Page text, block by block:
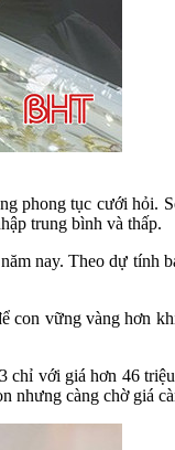
phong tục cưới hỏi.
trung bình và thấp.
nay. Theo dự tính
con vững vàng hơn
với giá hơn 46
càng chờ giá